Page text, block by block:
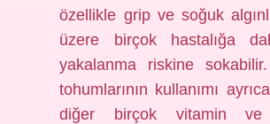
özellikle grip ve soğuk
üzere birçok hastalığa
yakalanma riskine
tohumlarının kullanımı
diğer birçok vitamin ve